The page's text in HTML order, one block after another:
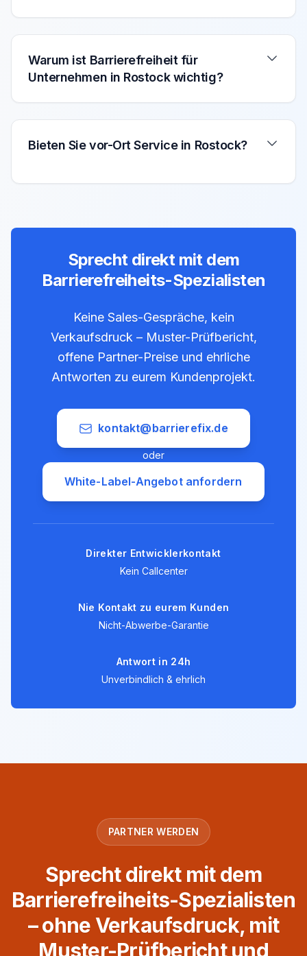
Warum ist Barrierefreiheit für
Unternehmen in Rostock wichtig?
Bieten Sie vor-Ort Service in Rostock?
Sprecht direkt mit dem
Barrierefreiheits-Spezialisten
Keine Sales-Gespräche, kein
Verkaufsdruck – Muster-Prüfbericht,
offene Partner-Preise und ehrliche
Antworten zu eurem Kundenprojekt.
kontakt@barrierefix.de
oder
White-Label-Angebot anfordern
Direkter Entwicklerkontakt
Kein Callcenter
Nie Kontakt zu eurem Kunden
Nicht-Abwerbe-Garantie
Antwort in 24h
Unverbindlich & ehrlich
PARTNER WERDEN
Sprecht direkt mit dem
Barrierefreiheits-Spezialisten
– ohne Verkaufsdruck, mit
Muster-Prüfbericht und